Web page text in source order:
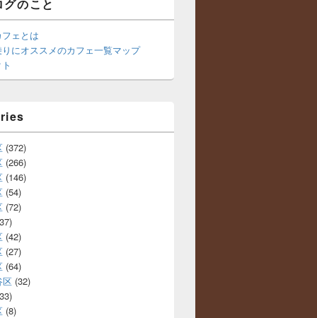
のこと
ェとは
にオススメのカフェ一覧マップ
(372)
(266)
(146)
(54)
(72)
(42)
(27)
(64)
区 (32)
(8)